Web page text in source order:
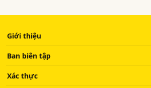
Giới thiệu
Ban biên tập
Xác thực